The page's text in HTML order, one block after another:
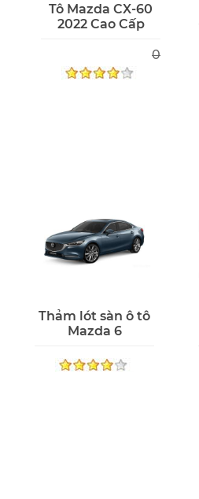
Tô Mazda CX-60
2022 Cao Cấp
0
Thảm lót sàn ô tô
Mazda 6